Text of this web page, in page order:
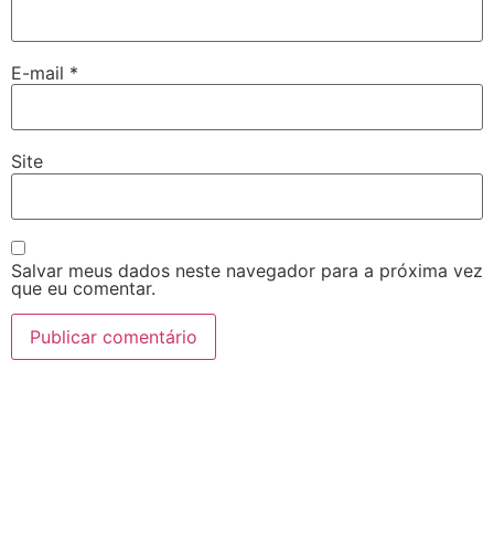
E-mail *
Site
Salvar meus dados neste navegador para a próxima vez
que eu comentar.